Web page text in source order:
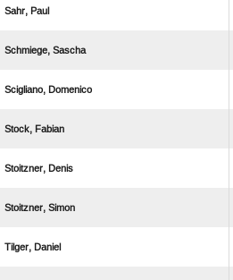
 
 
 
 
 
 
 